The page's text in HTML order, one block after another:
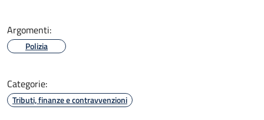
Argomenti:
Polizia
Categorie:
Tributi, finanze e contravvenzioni